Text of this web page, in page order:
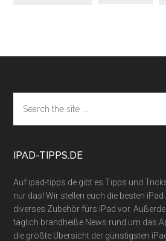
Footer
the
site
IPAD-TIPPS.DE
Auf ipad-tipps.de gibt es Tipps und
nur das! Wir stellen euch die besten
diverses Zubehör fürs iPad vor.
täglich brandheiße News rund um das
die größte Übersicht der günstigsten